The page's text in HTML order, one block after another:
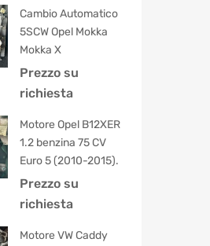
Cambio Automatico
5SCW Opel Mokka
Mokka X
Prezzo su
richiesta
Motore Opel B12XER
1.2 benzina 75 CV
Euro 5 (2010-2015).
Prezzo su
richiesta
Motore VW Caddy